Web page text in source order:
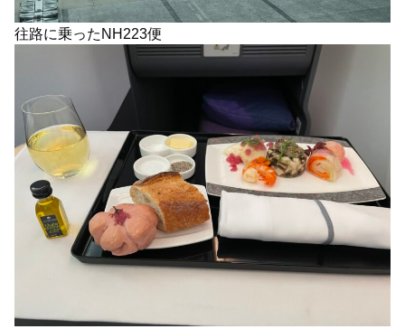
往路に乗ったNH223便